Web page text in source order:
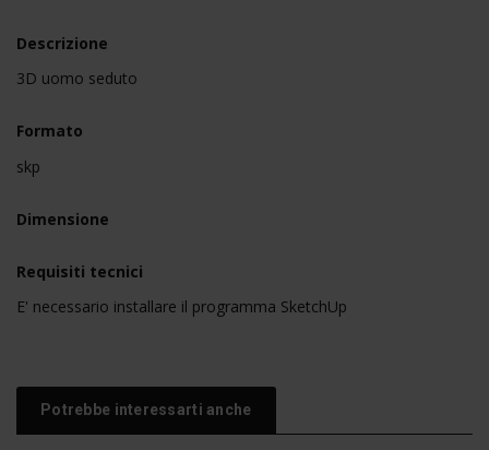
Descrizione
3D uomo seduto
Formato
skp
Dimensione
Requisiti tecnici
E' necessario installare il programma SketchUp
Potrebbe interessarti anche